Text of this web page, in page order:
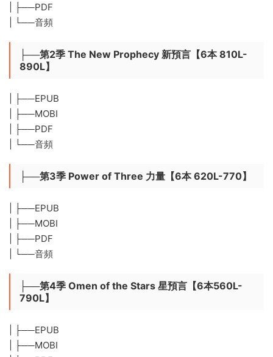
| ├──PDF
| └──音頻
├──第2季 The New Prophecy 新預言【6本 810L-
890L】
| ├──EPUB
| ├──MOBI
| ├──PDF
| └──音頻
├──第3季 Power of Three 力量【6本 620L-770】
| ├──EPUB
| ├──MOBI
| ├──PDF
| └──音頻
├──第4季 Omen of the Stars 星預言【6本560L-
790L】
| ├──EPUB
| ├──MOBI